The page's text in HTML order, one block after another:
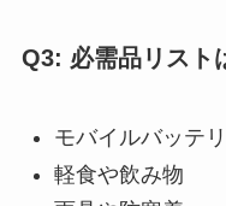
Q3: 必需品リスト
モバイルバッテ
軽食や飲み物